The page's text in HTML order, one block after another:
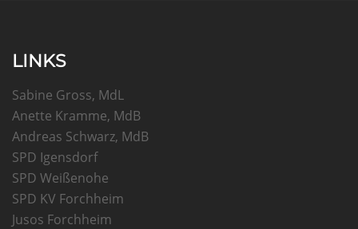
LINKS
Sabine Gross, MdL
Anette Kramme, MdB
Andreas Schwarz, MdB
SPD Igensdorf
SPD Weißenohe
SPD KV Forchheim
Jusos Forchheim